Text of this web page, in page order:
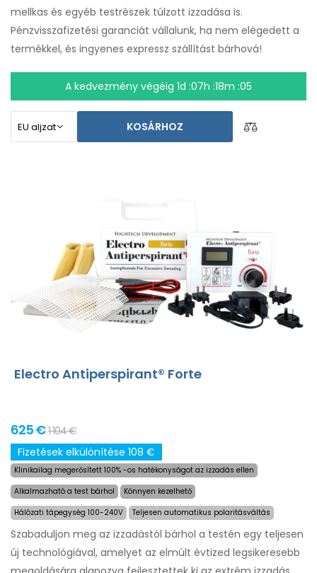
mellkas és egyéb testrészek túlzott izzadása is.
Pénzvisszafizetési garanciát vállalunk, ha nem elégedett a
termékkel, és ingyenes expressz szállítást bárhová!
A kedvezmény végéig 1d :07h :18m :04
KOSÁRHOZ
Electro Antiperspirant® Forte
625 €1 104 €
Fizetések elkülönítése 108 €
Klinikailag megerősített 100% -os hatékonyságot az izzadás ellen
Alkalmazható a test bárhol
Könnyen kezelhető
Hálózati tápegység 100-240V
Teljesen automatikus polaritásváltás
Szabaduljon meg az izzadástól bárhol a testén egy teljesen
új technológiával, amelyet az elmúlt évtized legsikeresebb